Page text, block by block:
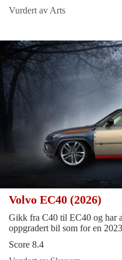
Vurdert av Arts
Volvo EC40 (2026)
Gikk fra C40 til EC40 og har
oppgradert bil som for en
Score 8.4